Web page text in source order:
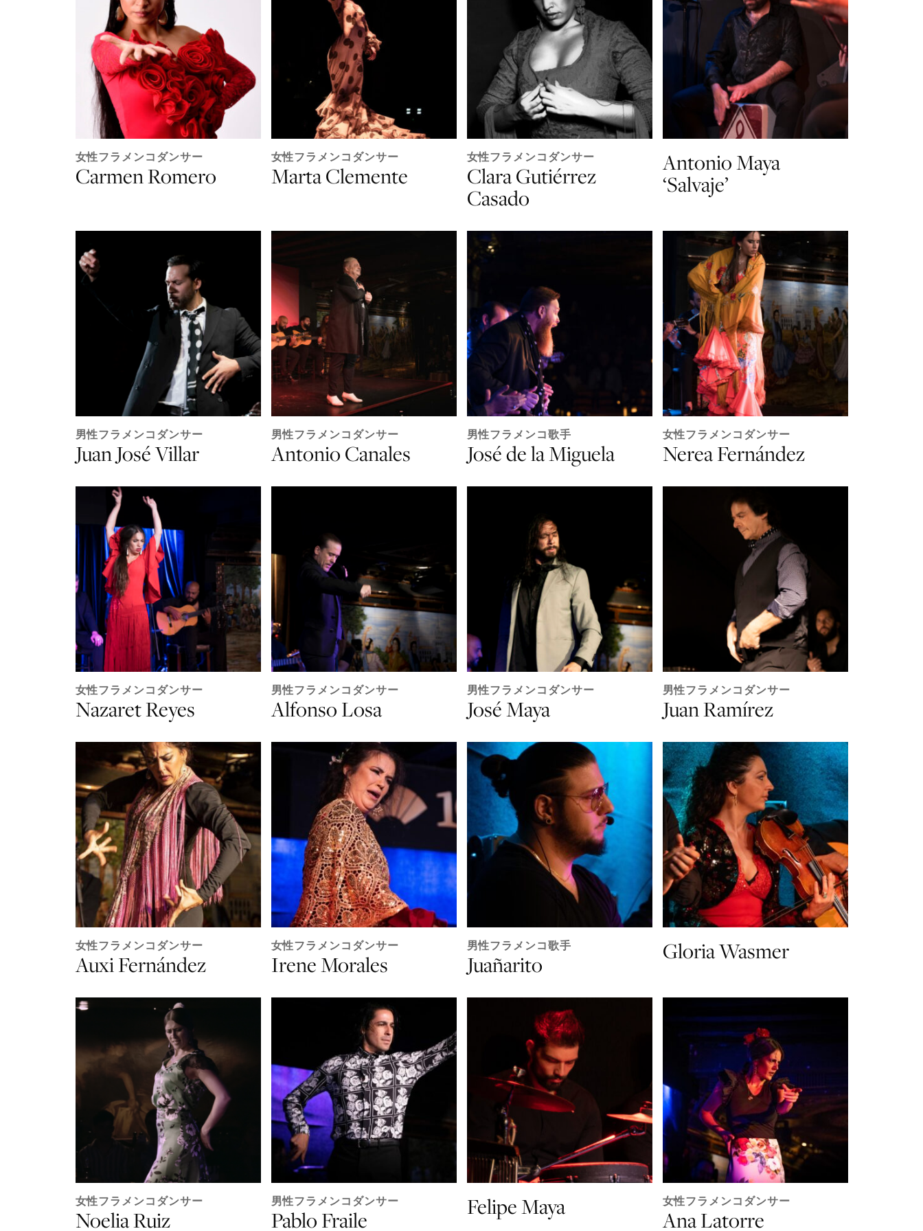
女性フラメンコダンサー
Carmen Romero
女性フラメンコダンサー
Marta Clemente
女性フラメンコダンサー
Clara Gutiérrez
Casado
Antonio Maya
‘Salvaje’
男性フラメンコダンサー
Juan José Villar
男性フラメンコダンサー
Antonio Canales
男性フラメンコ歌手
José de la Miguela
女性フラメンコダンサー
Nerea Fernández
女性フラメンコダンサー
Nazaret Reyes
男性フラメンコダンサー
Alfonso Losa
男性フラメンコダンサー
José Maya
男性フラメンコダンサー
Juan Ramírez
女性フラメンコダンサー
Auxi Fernández
女性フラメンコダンサー
Irene Morales
男性フラメンコ歌手
Juañarito Gloria Wasmer
女性フラメンコダンサー
Noelia Ruiz
男性フラメンコダンサー
Pablo Fraile Felipe Maya 女性フラメンコダンサー
Ana Latorre